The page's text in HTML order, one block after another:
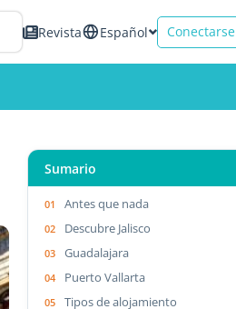
Revista Español Conectarse
Sumario
Antes que nada
Descubre Jalisco
Guadalajara
Puerto Vallarta
Tipos de alojamiento